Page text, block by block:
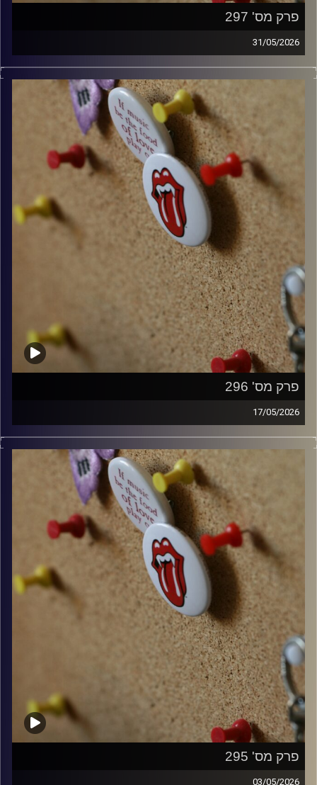
פרק מס' 297
31/05/2026
קלאסיקות רוק עם אורן הוף.
włodi
פרק מס' 296
17/05/2026
קלאסיקות רוק עם אורן הוף.
włodi
פרק מס' 295
03/05/2026